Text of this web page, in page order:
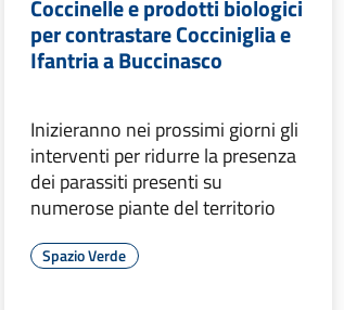
Coccinelle e prodotti biologici
per contrastare Cocciniglia e
Ifantria a Buccinasco
Inizieranno nei prossimi giorni gli
interventi per ridurre la presenza
dei parassiti presenti su
numerose piante del territorio
Spazio Verde